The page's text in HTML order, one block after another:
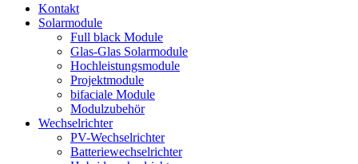
Kontakt
Solarmodule
Full black Module
Glas-Glas Solarmodule
Hochleistungsmodule
Projektmodule
bifaciale Module
Modulzubehör
Wechselrichter
PV-Wechselrichter
Batteriewechselrichter